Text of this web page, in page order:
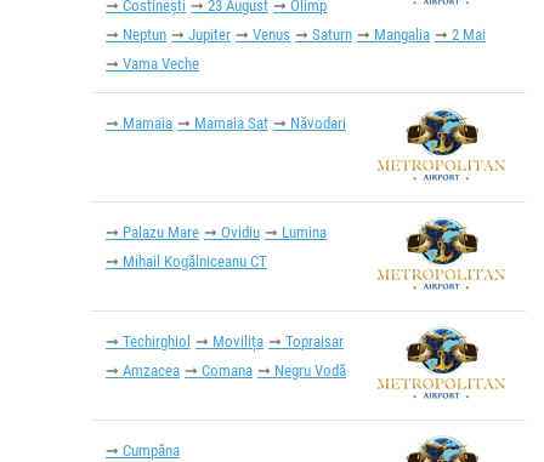
Costinești 23 August
Olimp
Neptun
Jupiter Venus Saturn Mangalia
2 Mai
Vama Veche
Mamaia Mamaia Sat Năvodari
Palazu Mare Ovidiu
Lumina
Mihail Kogălniceanu CT
Techirghiol Movilița
Topraisar
Amzacea
Comana Negru Vodă
Cumpăna